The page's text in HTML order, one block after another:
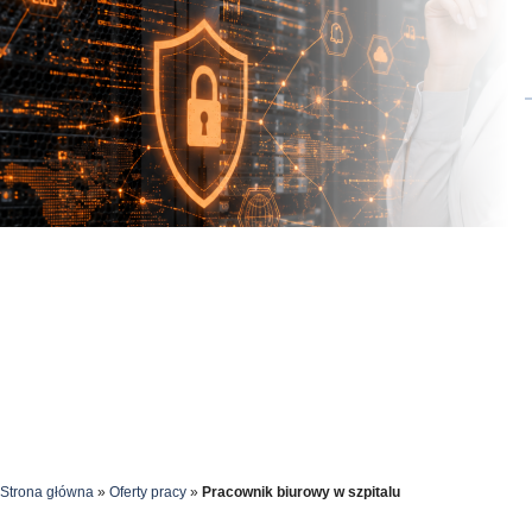
Strona główna » Oferty pracy » Pracownik biurowy w szpitalu